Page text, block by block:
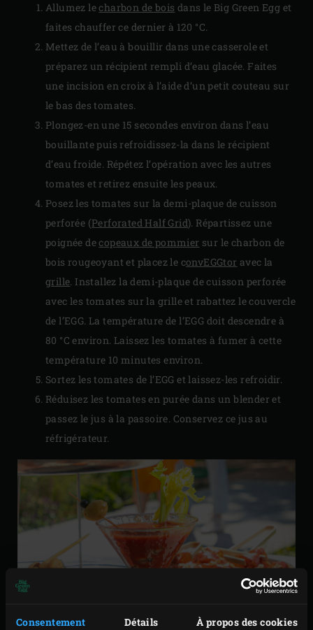
Consentement Détails À propos des cookies
Allumez lecharbon de bois dans le Big Green Egg et
faites chauffer ce dernier à 120 °C.
Mettez de l’eau à bouillir dans une casserole et
préparez un récipient rempli d’eau glacée. Faites
une incision en croix à l’aide d’un petit couteau sur
le bas des tomates.
Plongez-en une 15 secondes environ dans l’eau
bouillante puis refroidissez-la dans le récipient
d’eau froide. Répétez l’opération avec les autres
tomates et retirez ensuite les peaux.
Posez les tomates sur la demi-plaque de cuisson
perforée (Perforated Half Grid). Répartissez une
poignée decopeaux de pommier sur le charbon de
bois rougeoyant et placez le convEGGtor avec la
grille. Installez la demi-plaque de cuisson perforée
avec les tomates sur la grille et rabattez le couvercle
de l’EGG. La température de l’EGG doit descendre à
80 °C environ. Laissez les tomates à fumer à cette
température 10 minutes environ.
Sortez les tomates de l’EGG et laissez-les refroidir.
Réduisez les tomates en purée dans un blender et
passez le jus à la passoire. Conservez ce jus au
réfrigérateur.